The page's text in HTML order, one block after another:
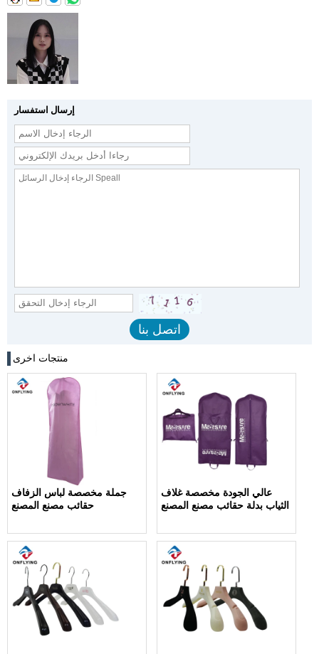
إرسال استفسار
منتجات اخرى
جملة مخصصة لباس الزفاف
حقائب مصنع المصنع
عالي الجودة مخصصة غلاف
الثياب بدلة حقائب مصنع المصنع